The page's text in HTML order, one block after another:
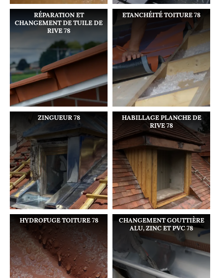
RÉPARATION ET
CHANGEMENT DE TUILE DE
RIVE 78
ETANCHÉITÉ TOITURE 78
ZINGUEUR 78
HABILLAGE PLANCHE DE
RIVE 78
HYDROFUGE TOITURE 78
CHANGEMENT GOUTTIÈRE
ALU, ZINC ET PVC 78